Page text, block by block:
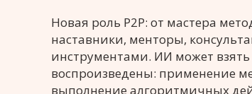
Новая роль Р2P: от мастера
наставники, менторы,
инструментами. ИИ может
воспроизведены: применение
выполнение алгоритмичных